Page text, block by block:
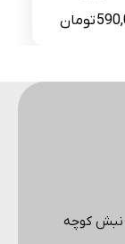
تومان
نبش کوچه